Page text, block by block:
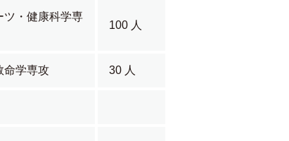
ツ・健康科学専
100 人
命学専攻 30 人